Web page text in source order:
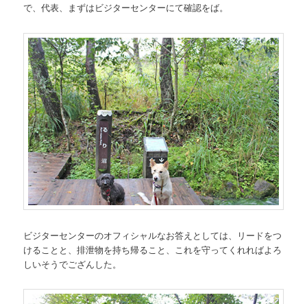
で、代表、まずはビジターセンターにて確認をば。
ビジターセンターのオフィシャルなお答えとしては、リードをつ
けることと、排泄物を持ち帰ること、これを守ってくれればよろ
しいそうでござんした。